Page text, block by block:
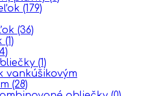
(179)
(36)
(1)
(1)
vankúšikovým
(28)